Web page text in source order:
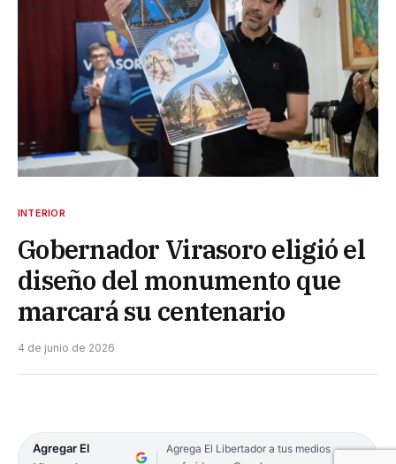
INTERIOR
Gobernador Virasoro eligió el
diseño del monumento que
marcará su centenario
4 de junio de 2026
Agregar El
Agrega El Libertador a tus medios